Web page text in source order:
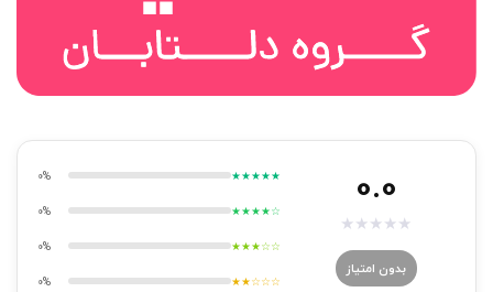
0.0
★
★
★
★
★
بدون امتیاز
★★★★★
0%
★★★★☆
0%
★★★☆☆
0%
★★☆☆☆
0%